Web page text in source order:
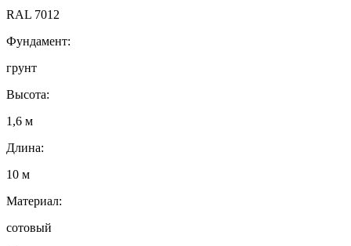
RAL 7012
Фундамент:
грунт
Высота:
1,6 м
Длина:
10 м
Материал:
сотовый